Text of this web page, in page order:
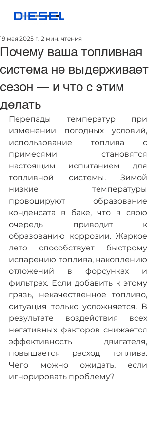
Почему ваша топливная
система не выдерживает
сезон — и что с этим
делать
19 мая 2025 г. 2 мин. чтения
Перепады температур при
изменении погодных условий,
использование топлива с
примесями становятся
настоящим испытанием для
топливной системы. Зимой
низкие температуры
провоцируют образование
конденсата в баке, что в свою
очередь приводит к
образованию коррозии. Жаркое
лето способствует быстрому
испарению топлива, накоплению
отложений в форсунках и
фильтрах. Если добавить к этому
грязь, некачественное топливо,
ситуация только усложняется. В
результате воздействия всех
негативных факторов снижается
эффективность двигателя,
повышается расход топлива.
Чего можно ожидать, если
игнорировать проблему?